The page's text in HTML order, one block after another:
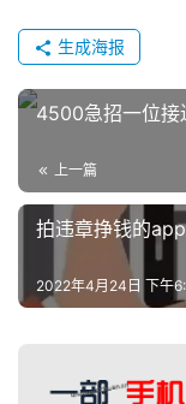
生成海报
4500急招一位接
上一篇
拍违章挣钱的
2022年4月24日 下午